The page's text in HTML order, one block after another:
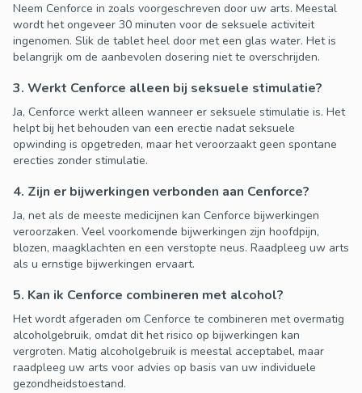
Neem Cenforce in zoals voorgeschreven door uw arts. Meestal
wordt het ongeveer 30 minuten voor de seksuele activiteit
ingenomen. Slik de tablet heel door met een glas water. Het is
belangrijk om de aanbevolen dosering niet te overschrijden.
3. Werkt Cenforce alleen bij seksuele stimulatie?
Ja, Cenforce werkt alleen wanneer er seksuele stimulatie is. Het
helpt bij het behouden van een erectie nadat seksuele
opwinding is opgetreden, maar het veroorzaakt geen spontane
erecties zonder stimulatie.
4. Zijn er bijwerkingen verbonden aan Cenforce?
Ja, net als de meeste medicijnen kan Cenforce bijwerkingen
veroorzaken. Veel voorkomende bijwerkingen zijn hoofdpijn,
blozen, maagklachten en een verstopte neus. Raadpleeg uw arts
als u ernstige bijwerkingen ervaart.
5. Kan ik Cenforce combineren met alcohol?
Het wordt afgeraden om Cenforce te combineren met overmatig
alcoholgebruik, omdat dit het risico op bijwerkingen kan
vergroten. Matig alcoholgebruik is meestal acceptabel, maar
raadpleeg uw arts voor advies op basis van uw individuele
gezondheidstoestand.